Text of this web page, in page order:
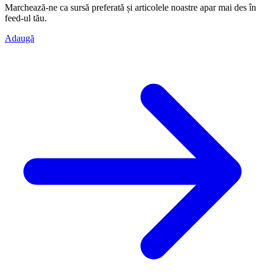
Marchează-ne ca sursă preferată și articolele noastre apar mai des în
feed-ul tău.
Adaugă